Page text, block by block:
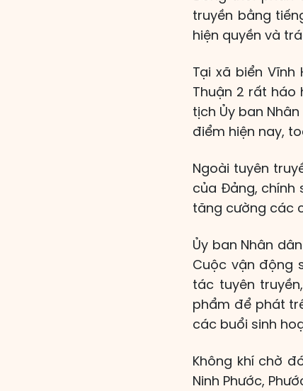
truyền bằng
hiện quyền và
Tại xã biển
Thuận 2 rất háo
tịch Ủy ban
điểm hiện nay,
Ngoài tuyên
của Đảng, chính
tăng cường các
Ủy ban Nhân
Cuộc vận động
tác tuyên
phẩm để phát
các buổi sinh
Không khí chờ
Ninh Phước,